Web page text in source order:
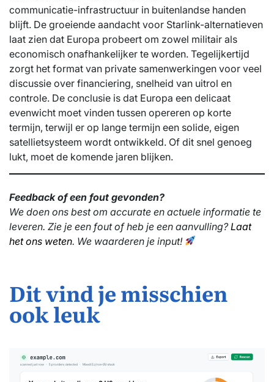
communicatie-infrastructuur in buitenlandse handen
blijft. De groeiende aandacht voor Starlink-alternatieven
laat zien dat Europa probeert om zowel militair als
economisch onafhankelijker te worden. Tegelijkertijd
zorgt het format van private samenwerkingen voor veel
discussie over financiering, snelheid van uitrol en
controle. De conclusie is dat Europa een delicaat
evenwicht moet vinden tussen opereren op korte
termijn, terwijl er op lange termijn een solide, eigen
satellietsysteem wordt ontwikkeld. Of dit snel genoeg
lukt, moet de komende jaren blijken.
Feedback of een fout gevonden?
We doen ons best om accurate en actuele informatie te
leveren. Zie je een fout of heb je een aanvulling?Laat
het ons weten. We waarderen je input!
Dit vind je misschien
ook leuk